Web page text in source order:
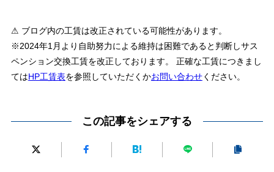
⚠ ブログ内の工賃は改正されている可能性があります。
※2024年1月より自助努力による維持は困難であると判断しサス
ペンション交換工賃を改正しております。 正確な工賃につきまし
てはHP工賃表を参照していただくかお問い合わせください。
この記事をシェアする